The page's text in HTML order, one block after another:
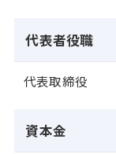
代表者役職
代表取締役
資本金